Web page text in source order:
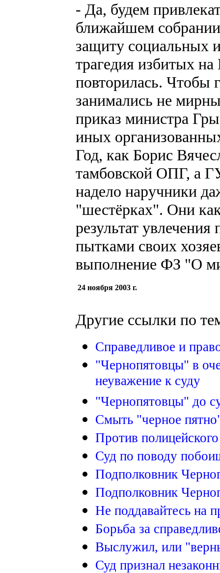
- Да, будем
ближайшем
защиту социальных
трагедия избитых
повторилась. Чтобы
занимались не
приказ министра
иных
Год, как Борис
тамбовской ОПГ, а
надело наручники
"шестёрках". Они
результат
пытками своих
выполнение ФЗ "О
24 ноября 2003 г.
Другие ссылки по
Справедливое и
"Чернопятовцы" в
неуважение к суду
"Чернопятовцы" до
Смыть "черное
Против
Суд по поводу
Подполковник
Подполковник
Не поддавайтесь на
Борьба за
Выслужил, или
Суд признал